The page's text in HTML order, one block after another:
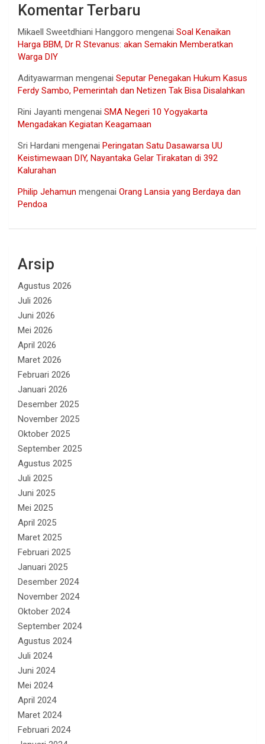
Komentar Terbaru
Mikaell Sweetdhiani Hanggoro mengenai Soal Kenaikan
Harga BBM, Dr R Stevanus: akan Semakin Memberatkan
Warga DIY
Adityawarman mengenai Seputar Penegakan Hukum Kasus
Ferdy Sambo, Pemerintah dan Netizen Tak Bisa Disalahkan
Rini Jayanti mengenai SMA Negeri 10 Yogyakarta
Mengadakan Kegiatan Keagamaan
Sri Hardani mengenai Peringatan Satu Dasawarsa UU
Keistimewaan DIY, Nayantaka Gelar Tirakatan di 392
Kalurahan
Philip Jehamun mengenai Orang Lansia yang Berdaya dan
Pendoa
Arsip
Agustus 2026
Juli 2026
Juni 2026
Mei 2026
April 2026
Maret 2026
Februari 2026
Januari 2026
Desember 2025
November 2025
Oktober 2025
September 2025
Agustus 2025
Juli 2025
Juni 2025
Mei 2025
April 2025
Maret 2025
Februari 2025
Januari 2025
Desember 2024
November 2024
Oktober 2024
September 2024
Agustus 2024
Juli 2024
Juni 2024
Mei 2024
April 2024
Maret 2024
Februari 2024